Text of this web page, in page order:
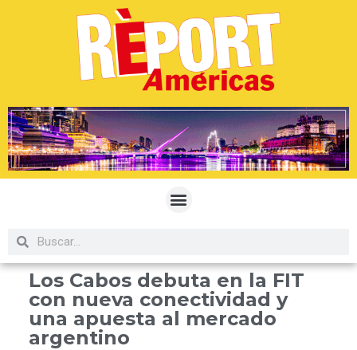
Los Cabos debuta en la FIT
con nueva conectividad y
una apuesta al mercado
argentino